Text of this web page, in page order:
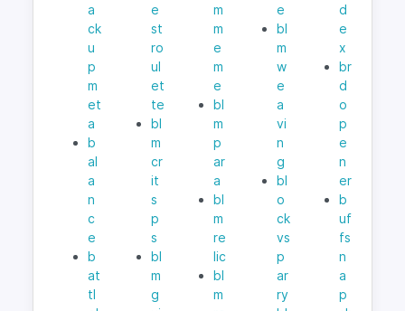
a
ck
u
p
m
et
a
b
al
a
n
c
e
b
at
tl
e
st
ro
ul
et
te
bl
m
cr
it
s
p
s
bl
m
g
m
m
e
m
e
bl
m
p
ar
a
bl
m
re
lic
bl
m
e
bl
m
w
e
a
vi
n
g
bl
o
ck
vs
p
ar
ry
d
e
x
br
d
o
p
e
n
er
b
uf
fs
n
a
p